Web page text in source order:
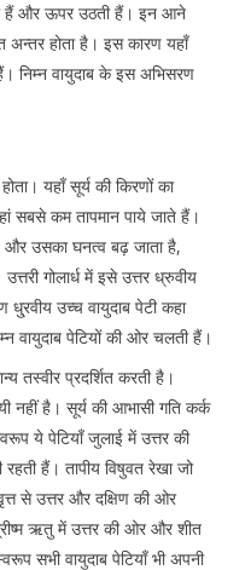
हैं और ऊपर उठती हैं। इन आने
होता है। इस कारण यहाँ
निम्न वायुदाब के इस अभिसरण
यहाँ सूर्य की किरणों का
सबसे कम तापमान पाये जाते हैं।
और उसका घनत्व बढ़ जाता है,
गोलार्ध में इसे उत्तर ध्रुवीय
धु्रवीय उच्च वायुदाब पेटी कहा
वायुदाब पेटियों की ओर चलती हैं।
तस्वीर प्रदर्शित करती है।
नहीं है। सूर्य की आभासी गति कर्क
ये पेटियाँ जुलाई में उत्तर की
हैं। तापीय विषुवत रेखा जो
से उत्तर और दक्षिण की ओर
ऋतु में उत्तर की ओर और शीत
सभी वायुदाब पेटियाँ भी अपनी